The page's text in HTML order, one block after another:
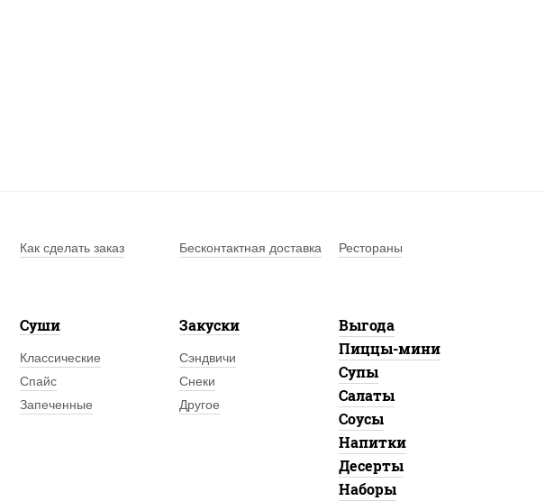
Как сделать заказ Бесконтактная доставка
Рестораны
Суши
Классические
Спайс
Запеченные
Закуски
Сэндвичи
Снеки
Другое
Выгода
Пиццы-мини
Супы
Салаты
Соусы
Напитки
Десерты
Наборы